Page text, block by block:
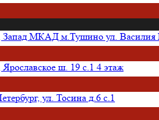
Запад МКАД м.Тушино ул. Василия
ш. 19 с.1 4 этаж
ул. Тосина д.6 с.1